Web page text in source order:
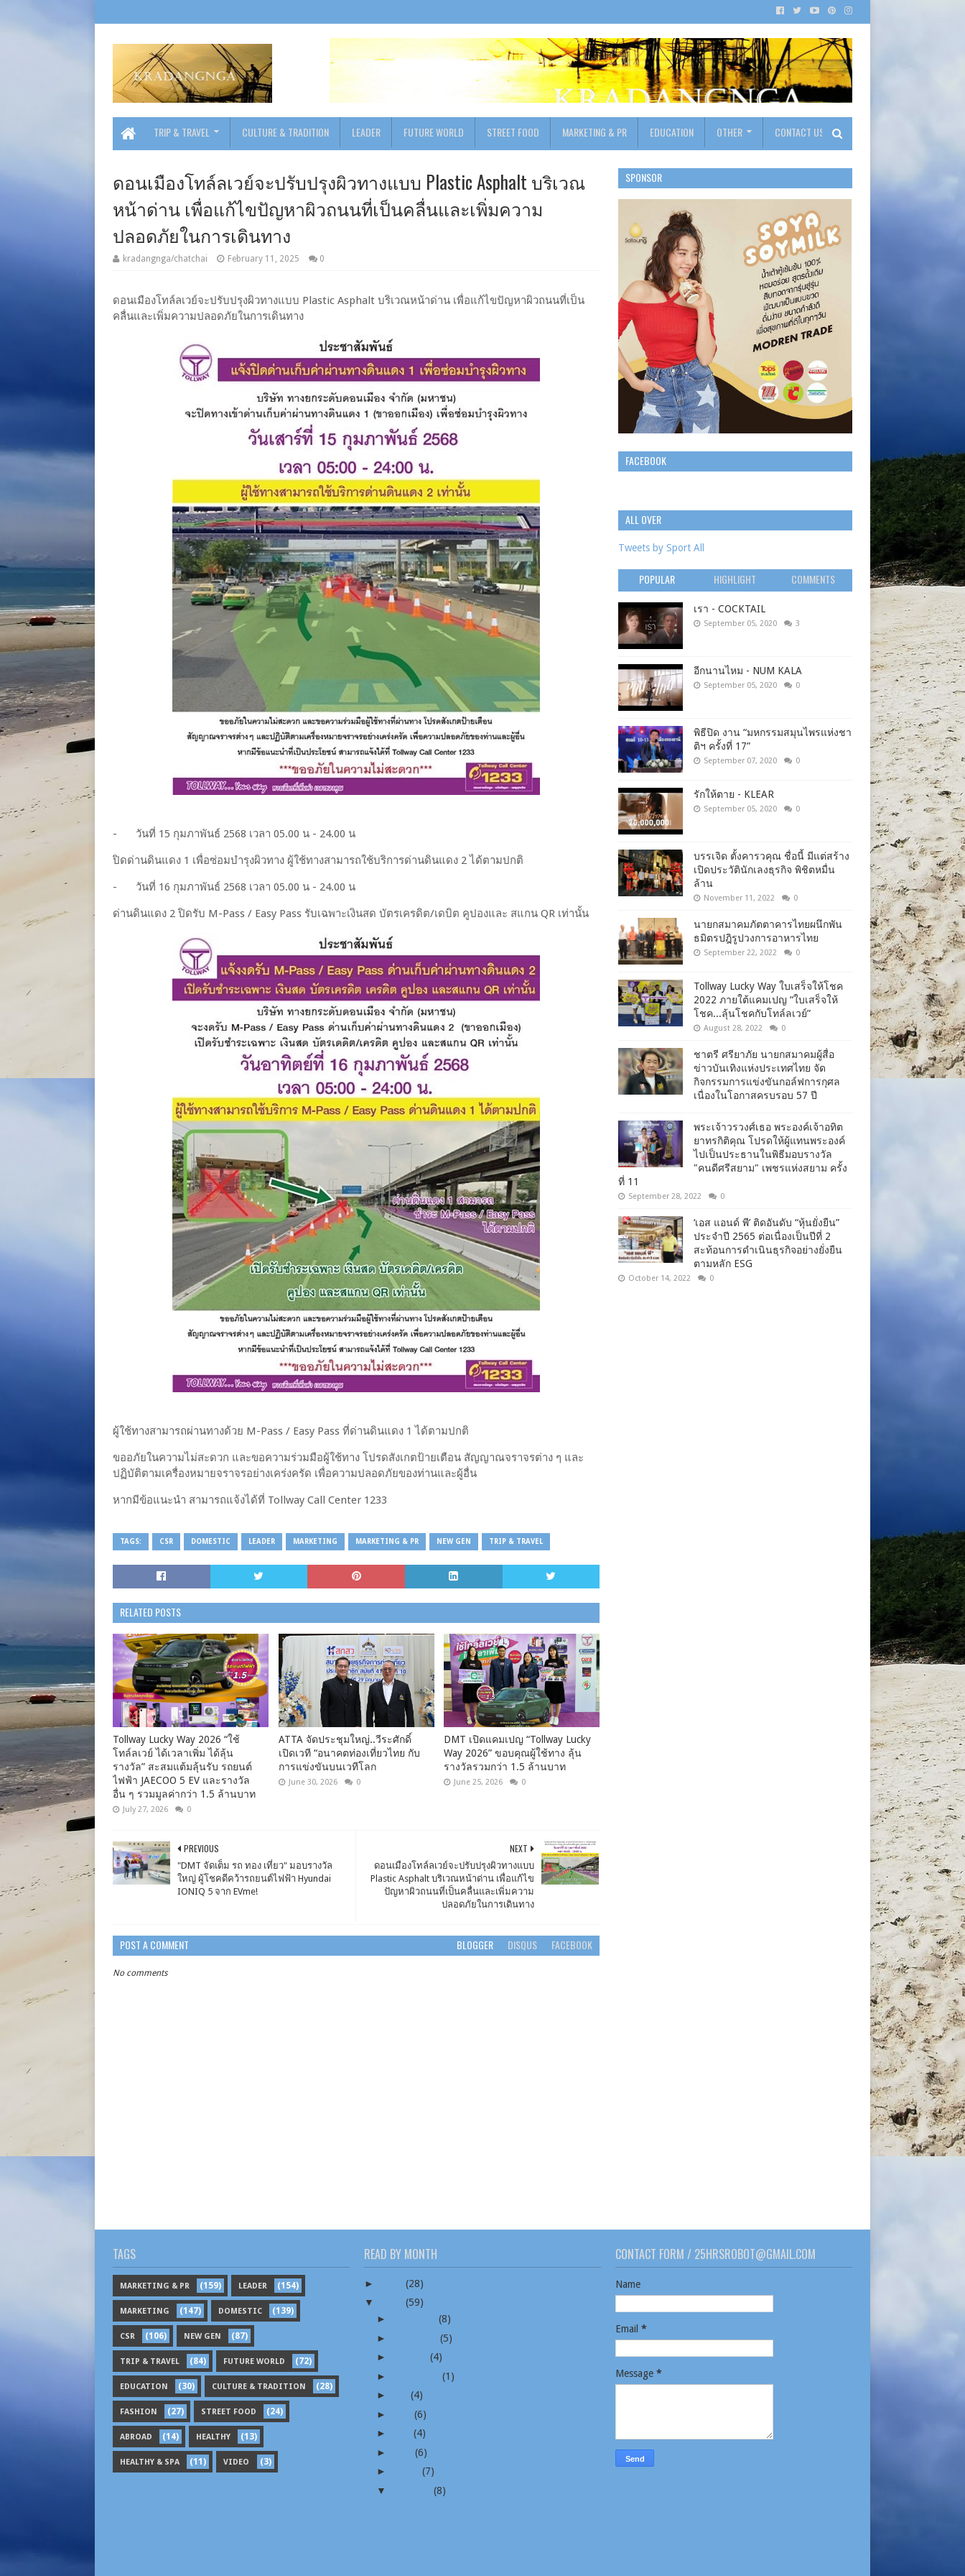
TRIP & TRAVEL CULTURE & TRADITION LEADER FUTURE WORLD STREET FOOD MARKETING & PR EDUCATION OTHER CONTACT US
ดอนเมืองโทล์ลเวย์จะปรับปรุงผิวทางแบบ Plastic Asphalt บริเวณ
หน้าด่าน เพื่อแก้ไขปัญหาผิวถนนที่เป็นคลื่นและเพิ่มความ
ปลอดภัยในการเดินทาง
kradangnga/chatchai February 11, 2025 0
ดอนเมืองโทล์ลเวย์จะปรับปรุงผิวทางแบบ Plastic Asphalt บริเวณหน้าด่าน เพื่อแก้ไขปัญหาผิวถนนที่เป็น
คลื่นและเพิ่มความปลอดภัยในการเดินทาง
- วันที่ 15 กุมภาพันธ์ 2568 เวลา 05.00 น - 24.00 น
ปิดด่านดินแดง 1 เพื่อซ่อมบำรุงผิวทาง ผู้ใช้ทางสามารถใช้บริการด่านดินแดง 2 ได้ตามปกติ
- วันที่ 16 กุมภาพันธ์ 2568 เวลา 05.00 น - 24.00 น
ด่านดินแดง 2 ปิดรับ M-Pass / Easy Pass รับเฉพาะเงินสด บัตรเครดิต/เดบิต คูปองและ สแกน QR เท่านั้น
ผู้ใช้ทางสามารถผ่านทางด้วย M-Pass / Easy Pass ที่ด่านดินแดง 1 ได้ตามปกติ
ขออภัยในความไม่สะดวก และขอความร่วมมือผู้ใช้ทาง โปรดสังเกตป้ายเตือน สัญญาณจราจรต่าง ๆ และ
ปฏิบัติตามเครื่องหมายจราจรอย่างเคร่งครัด เพื่อความปลอดภัยของท่านและผู้อื่น
หากมีข้อแนะนำ สามารถแจ้งได้ที่ Tollway Call Center 1233
TAGS: CSR DOMESTIC LEADER MARKETING MARKETING & PR NEW GEN TRIP & TRAVEL
RELATED POSTS
Tollway Lucky Way 2026 “ใช้
โทล์ลเวย์ ได้เวลาเพิ่ม ได้ลุ้น
รางวัล” สะสมแต้มลุ้นรับ รถยนต์
ไฟฟ้า JAECOO 5 EV และรางวัล
อื่น ๆ รวมมูลค่ากว่า 1.5 ล้านบาท
July 27, 2026 0
ATTA จัดประชุมใหญ่..วีระศักดิ์
เปิดเวที “อนาคตท่องเที่ยวไทย กับ
การแข่งขันบนเวทีโลก
June 30, 2026 0
DMT เปิดแคมเปญ “Tollway Lucky
Way 2026” ขอบคุณผู้ใช้ทาง ลุ้น
รางวัลรวมกว่า 1.5 ล้านบาท
June 25, 2026 0
NEXT
ดอนเมืองโทล์ลเวย์จะปรับปรุงผิวทางแบบ
Plastic Asphalt บริเวณหน้าด่าน เพื่อแก้ไข
ปัญหาผิวถนนที่เป็นคลื่นและเพิ่มความ
ปลอดภัยในการเดินทาง
PREVIOUS
"DMT จัดเต็ม รถ ทอง เที่ยว" มอบรางวัล
ใหญ่ ผู้โชคดีคว้ารถยนต์ไฟฟ้า​ Hyundai
IONIQ 5 จาก EVme!
POST A COMMENT BLOGGER DISQUS FACEBOOK
No comments
SPONSOR
FACEBOOK
ALL OVER
Tweets by Sport All
POPULAR HIGHLIGHT COMMENTS
เรา - COCKTAIL
September 05, 2020 3
อีกนานไหม - NUM KALA
September 05, 2020 0
พิธีปิด งาน “มหกรรมสมุนไพรแห่งชา
ติฯ ครั้งที่ 17”
September 07, 2020 0
รักให้ตาย - KLEAR
September 05, 2020 0
บรรเจิด ตั้งคารวคุณ ชื่อนี้ มีแต่สร้าง
เปิดประวัตินักเลงธุรกิจ พิชิตหมื่น
ล้าน
November 11, 2022 0
นายกสมาคมภัตตาคารไทยผนึกพัน
ธมิตรปฎิรูปวงการอาหารไทย
September 22, 2022 0
Tollway Lucky Way ใบเสร็จให้โชค
2022 ภายใต้แคมเปญ “ใบเสร็จให้
โชค...ลุ้นโชคกับโทล์ลเวย์”
August 28, 2022 0
ชาตรี​ ศรียาภัย​ นายกสมาคม​ผู้​สื่อ
ข่าว​บันเทิง​แห่ง​ประเทศไทย​ จัด
กิจกรรม​การแข่งขัน​กอล์ฟ​การ​กุศล​
เนื่อง​ใน​โอกาสครบรอบ​ 57​ ปี
พระเจ้าวรวงศ์เธอ พระองค์เจ้าอทิต
ยาทรกิติคุณ โปรดให้ผู้แทนพระองค์
ไปเป็นประธานในพิธีมอบรางวัล
"คนดีศรีสยาม" เพชรแห่งสยาม ครั้ง
ที่ 11
September 28, 2022 0
‘เอส แอนด์ พี’ ติดอันดับ “หุ้นยั่งยืน”
ประจำปี 2565 ต่อเนื่องเป็นปีที่ 2
สะท้อนการดำเนินธุรกิจอย่างยั่งยืน
ตามหลัก ESG
October 14, 2022 0
TAGS
MARKETING & PR (159) LEADER (154)
MARKETING (147) DOMESTIC (139)
CSR (106) NEW GEN (87)
TRIP & TRAVEL (84) FUTURE WORLD (72)
EDUCATION (30) CULTURE & TRADITION (28)
FASHION (27) STREET FOOD (24)
ABROAD (14) HEALTHY (13)
HEALTHY & SPA (11) VIDEO (3)
READ BY MONTH
► 2026(28)
▼
2025(59)
►
(8)
►
(5)
►
(4)
►
(1)
►
(4)
►
(6)
►
(4)
►
(6)
►
(7)
▼
(8)
CONTACT FORM / 25HRSROBOT@GMAIL.COM
Name
Email*
Message*